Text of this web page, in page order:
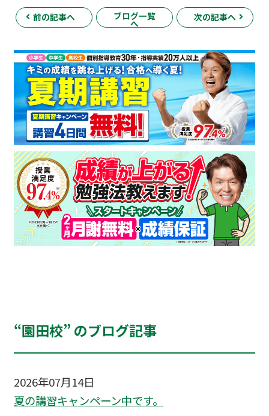
前の記事へ ブログ一覧
へ
次の記事へ
“園田校” のブログ記事
2026年07月14日
夏の講習キャンペーン中です。